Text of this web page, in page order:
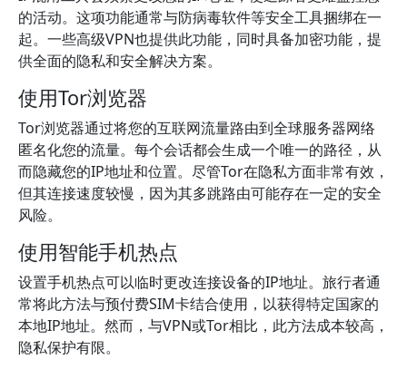
的活动。这项功能通常与防病毒软件等安全工具捆绑在一
起。一些高级VPN也提供此功能，同时具备加密功能，提
供全面的隐私和安全解决方案。
使用Tor浏览器
Tor浏览器通过将您的互联网流量路由到全球服务器网络
匿名化您的流量。每个会话都会生成一个唯一的路径，从
而隐藏您的IP地址和位置。尽管Tor在隐私方面非常有效，
但其连接速度较慢，因为其多跳路由可能存在一定的安全
风险。
使用智能手机热点
设置手机热点可以临时更改连接设备的IP地址。旅行者通
常将此方法与预付费SIM卡结合使用，以获得特定国家的
本地IP地址。然而，与VPN或Tor相比，此方法成本较高，
隐私保护有限。